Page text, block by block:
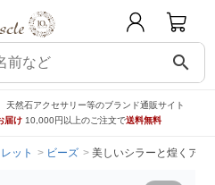
search
天然石アクセサリー等のブランド通販サイト
届け 10,000円以上のご注文で送料無料
ット ビーズ 美しいシラーと煌くアベ